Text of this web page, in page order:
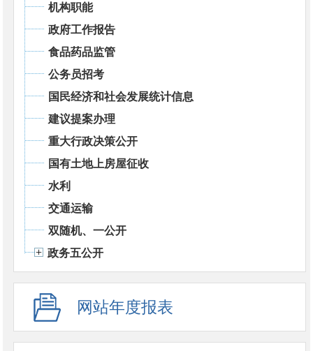
机构职能
政府工作报告
食品药品监管
公务员招考
国民经济和社会发展统计信息
建议提案办理
重大行政决策公开
国有土地上房屋征收
水利
交通运输
双随机、一公开
政务五公开
网站年度报表